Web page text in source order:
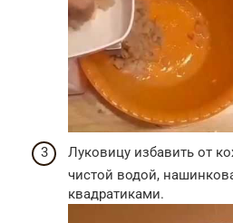
Луковицу избавить от
чистой водой,
квадратиками.